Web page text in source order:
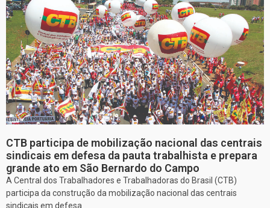
CTB participa de mobilização nacional das centrais
sindicais em defesa da pauta trabalhista e prepara
grande ato em São Bernardo do Campo
A Central dos Trabalhadores e Trabalhadoras do Brasil (CTB)
participa da construção da mobilização nacional das centrais
sindicais em defesa